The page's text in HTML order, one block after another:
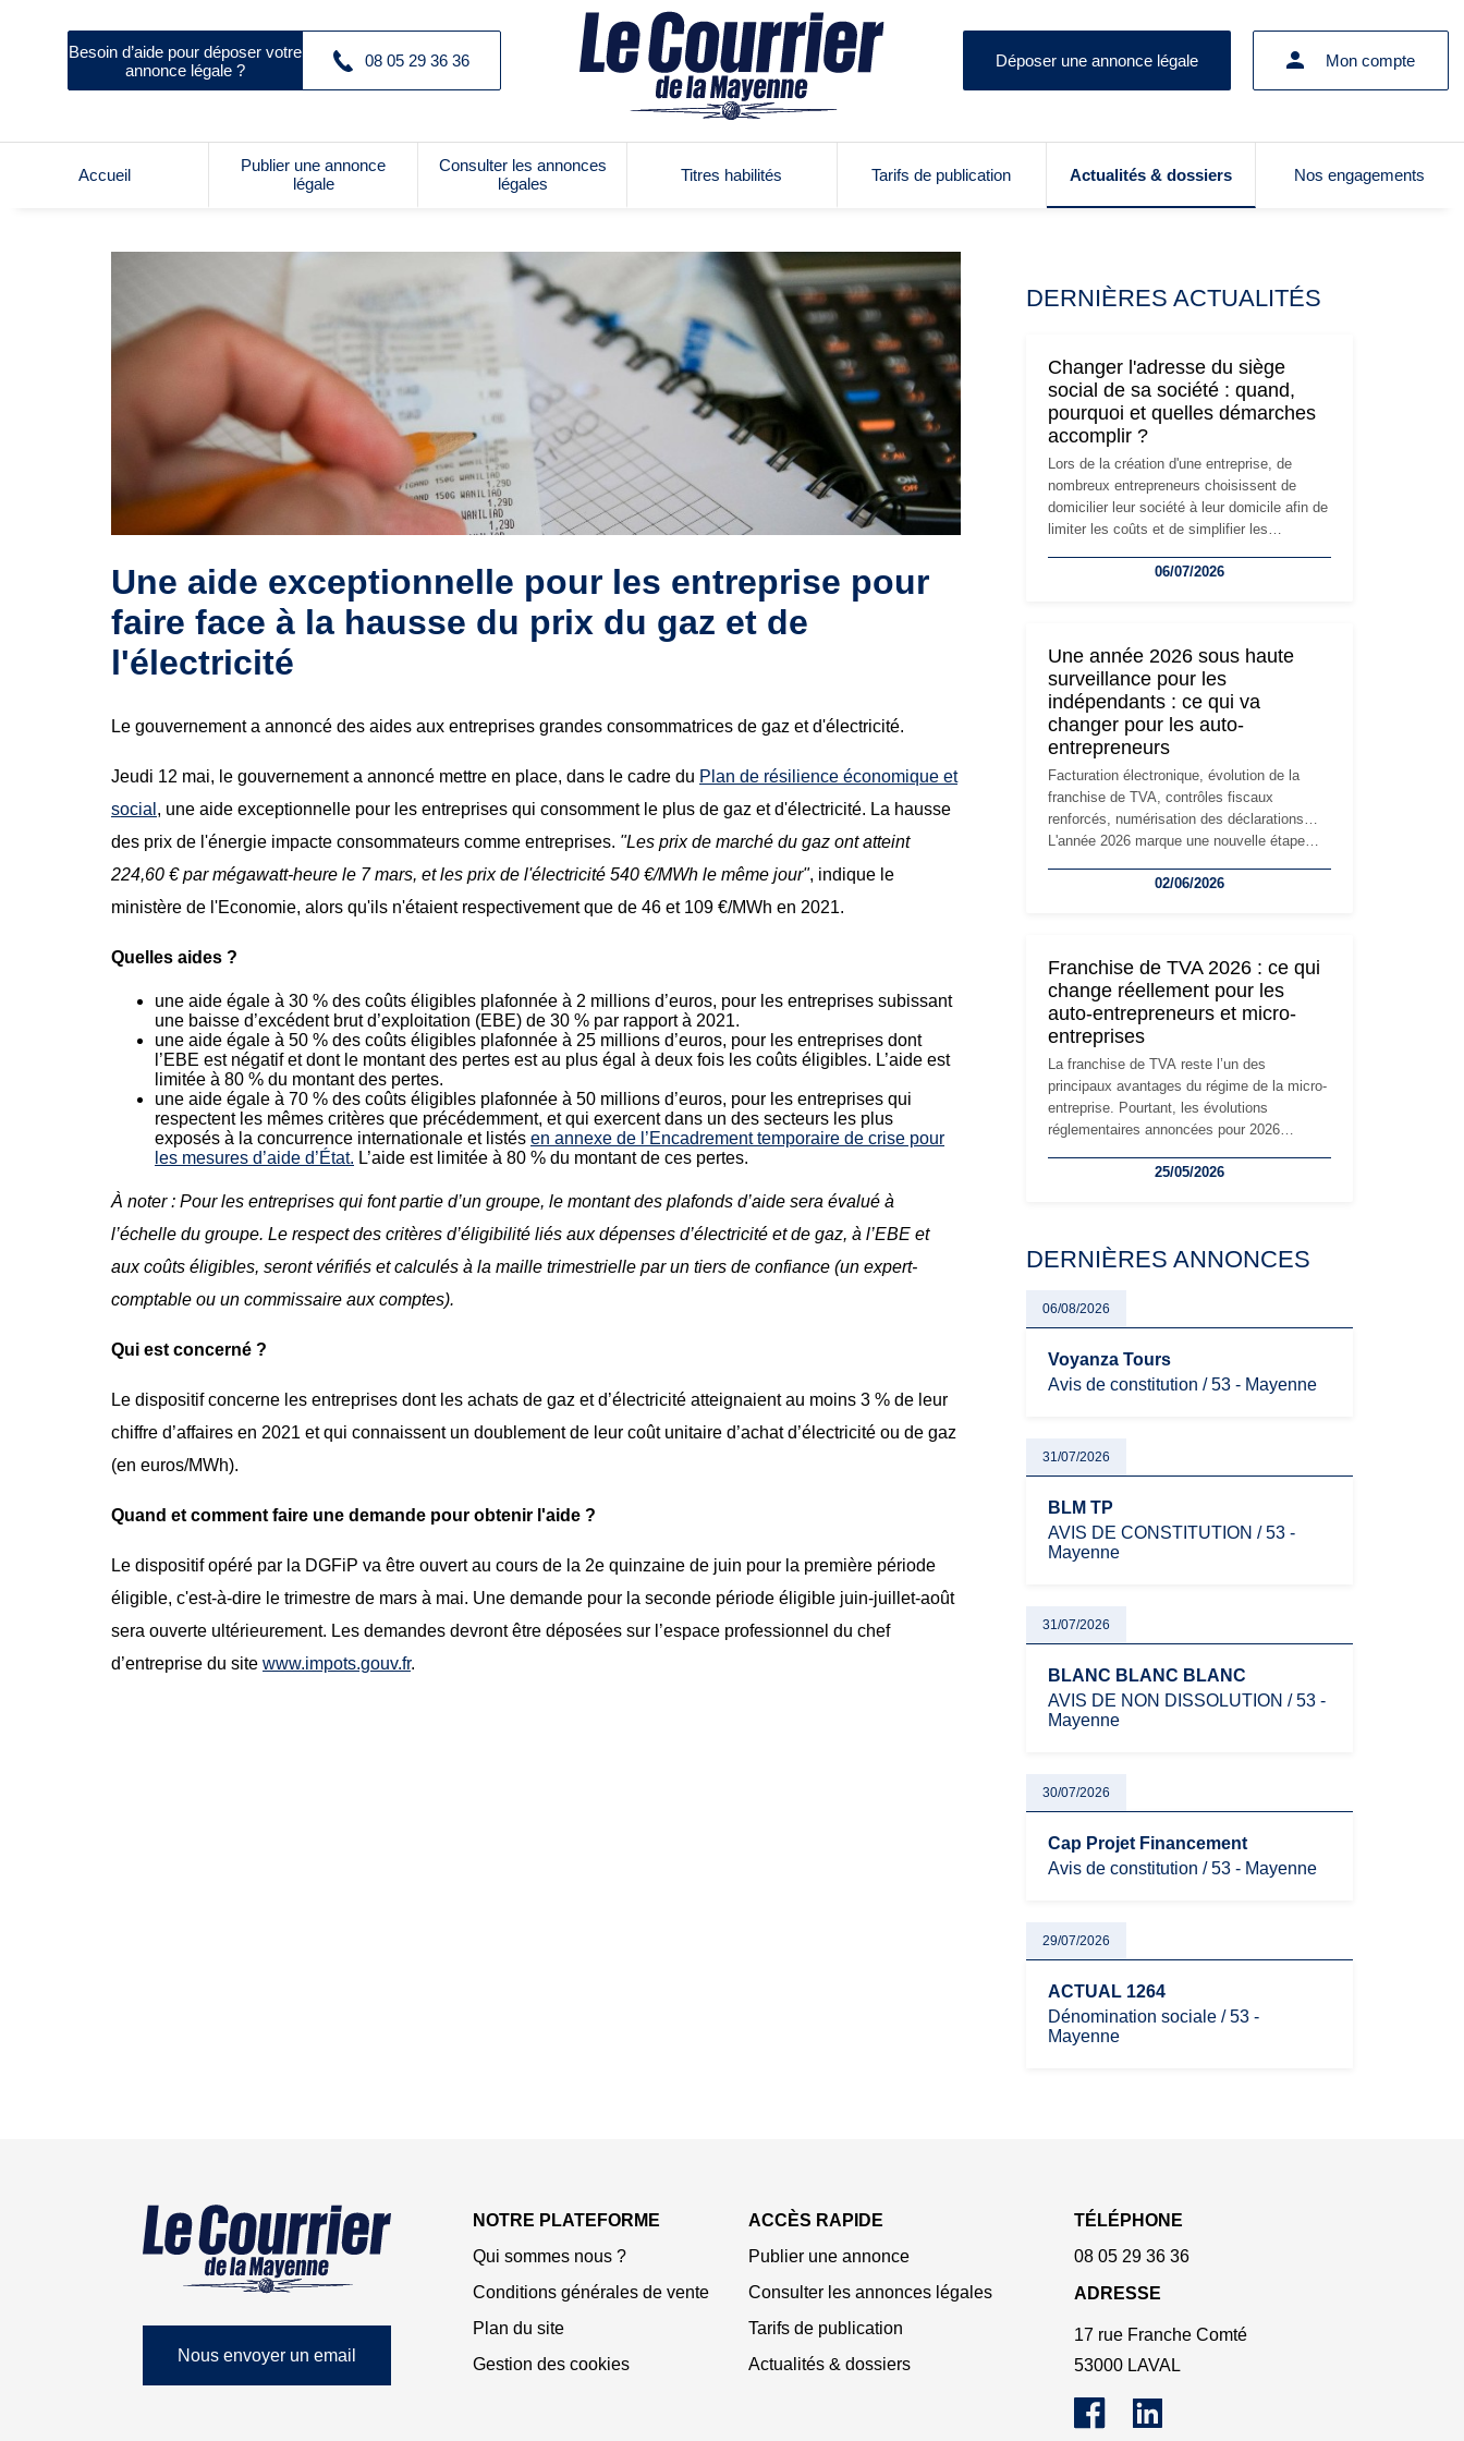
Besoin d’aide pour déposer votre
annonce légale ?
08 05 29 36 36 Déposer une annonce légale Mon compte
Accueil
Publier une annonce
légale
Consulter les annonces
légales
Titres habilités Tarifs de publication Actualités & dossiers Nos engagements
Une aide exceptionnelle pour les entreprise pour
faire face à la hausse du prix du gaz et de
l'électricité
Le gouvernement a annoncé des aides aux entreprises grandes consommatrices de gaz et d'électricité.
Jeudi 12 mai, le gouvernement a annoncé mettre en place, dans le cadre du Plan de résilience économique et
social , une aide exceptionnelle pour les entreprises qui consomment le plus de gaz et d'électricité. La hausse
des prix de l'énergie impacte consommateurs comme entreprises. "Les prix de marché du gaz ont atteint
224,60 € par mégawatt-heure le 7 mars, et les prix de l'électricité 540 €/MWh le même jour", indique le
ministère de l'Economie, alors qu'ils n'étaient respectivement que de 46 et 109 €/MWh en 2021.
Quelles aides ?
une aide égale à 30 % des coûts éligibles plafonnée à 2 millions d’euros, pour les entreprises subissant
une baisse d’excédent brut d’exploitation (EBE) de 30 % par rapport à 2021.
une aide égale à 50 % des coûts éligibles plafonnée à 25 millions d’euros, pour les entreprises dont
l’EBE est négatif et dont le montant des pertes est au plus égal à deux fois les coûts éligibles. L’aide est
limitée à 80 % du montant des pertes.
une aide égale à 70 % des coûts éligibles plafonnée à 50 millions d’euros, pour les entreprises qui
respectent les mêmes critères que précédemment, et qui exercent dans un des secteurs les plus
exposés à la concurrence internationale et listés en annexe de l’Encadrement temporaire de crise pour
les mesures d’aide d’État. L’aide est limitée à 80 % du montant de ces pertes.
À noter : Pour les entreprises qui font partie d’un groupe, le montant des plafonds d’aide sera évalué à
l’échelle du groupe. Le respect des critères d’éligibilité liés aux dépenses d’électricité et de gaz, à l’EBE et
aux coûts éligibles, seront vérifiés et calculés à la maille trimestrielle par un tiers de confiance (un expert-
comptable ou un commissaire aux comptes).
Qui est concerné ?
Le dispositif concerne les entreprises dont les achats de gaz et d’électricité atteignaient au moins 3 % de leur
chiffre d’affaires en 2021 et qui connaissent un doublement de leur coût unitaire d’achat d’électricité ou de gaz
(en euros/MWh).
Quand et comment faire une demande pour obtenir l'aide ?
Le dispositif opéré par la DGFiP va être ouvert au cours de la 2e quinzaine de juin pour la première période
éligible, c'est-à-dire le trimestre de mars à mai. Une demande pour la seconde période éligible juin-juillet-août
sera ouverte ultérieurement. Les demandes devront être déposées sur l’espace professionnel du chef
d’entreprise du site www.impots.gouv.fr.
DERNIÈRES ACTUALITÉS
Changer l'adresse du siège
social de sa société : quand,
pourquoi et quelles démarches
accomplir ?
Lors de la création d'une entreprise, de
nombreux entrepreneurs choisissent de
domicilier leur société à leur domicile afin de
limiter les coûts et de simplifier les
l'activité, cette solution peut rapidement
siège social répond souvent à une nouvelle
étape de la vie de l'entreprise et implique
plusieurs formalités obligatoires.
06/07/2026
Une année 2026 sous haute
surveillance pour les
indépendants : ce qui va
changer pour les auto-
entrepreneurs
Facturation électronique, évolution de la
franchise de TVA, contrôles fiscaux
renforcés, numérisation des déclarations…
L'année 2026 marque une nouvelle étape
travailleurs indépendants. Si le régime de la
réglementaire plus exigeant. Décryptage des
principaux changements et des précautions
à prendre pour éviter les mauvaises
surprises.
02/06/2026
Franchise de TVA 2026 : ce qui
change réellement pour les
auto-entrepreneurs et micro-
entreprises
La franchise de TVA reste l’un des
principaux avantages du régime de la micro-
entreprise. Pourtant, les évolutions
réglementaires annoncées pour 2026
les auto-entrepreneurs, artisans et
évoluent dans un contexte de contrôle
oblige les indépendants à rester
particulièrement vigilants.
25/05/2026
DERNIÈRES ANNONCES
06/08/2026
Voyanza Tours
Avis de constitution / 53 - Mayenne
31/07/2026
BLM TP
AVIS DE CONSTITUTION / 53 -
Mayenne
31/07/2026
BLANC BLANC BLANC
AVIS DE NON DISSOLUTION / 53 -
Mayenne
30/07/2026
Cap Projet Financement
Avis de constitution / 53 - Mayenne
29/07/2026
ACTUAL 1264
Dénomination sociale / 53 -
Mayenne
Nous envoyer un email
NOTRE PLATEFORME
Qui sommes nous ?
Conditions générales de vente
Plan du site
Gestion des cookies
ACCÈS RAPIDE
Publier une annonce
Consulter les annonces légales
Tarifs de publication
Actualités & dossiers
TÉLÉPHONE
08 05 29 36 36
ADRESSE
17 rue Franche Comté
53000 LAVAL